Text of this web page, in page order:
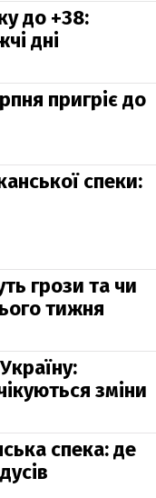
до +38:
дні
пригріє до
спеки:
грози та чи
тижня
зміни
спека: де